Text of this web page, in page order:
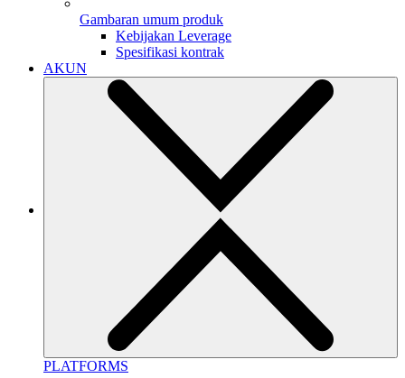
Gambaran umum produk
Kebijakan Leverage
Spesifikasi kontrak
AKUN
PLATFORMS